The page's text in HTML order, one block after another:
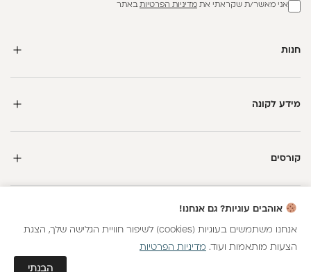
אני מאשר/ת שקראתי את מדיניות הפרטיותבאתר
חנות
מידע לקונה
קורסים
כל הזכויות שמורות
אוהבים עוגיות? גם אנחנו!
אנחנו משתמשים בעוגיות (cookies) לשיפור חוויית הגלישה שלך, הצגת
הצעות מותאמות ועוד. מדיניות הפרטיות
הבנתי